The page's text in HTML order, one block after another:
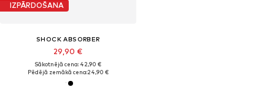
IZPĀRDOŠANA
SHOCK ABSORBER
29,90 €
Sākotnējā cena: 42,90 €
Pēdējā zemākā cena:24,90 €